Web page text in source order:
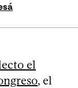
el
, el